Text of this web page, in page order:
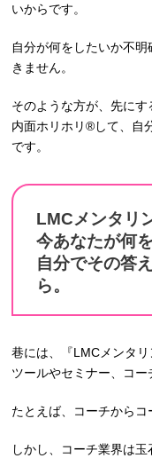
いからです。
自分が何をしたいか不
きません。
そのような方が、先にす
内面ホリホリ®︎して、自
です。
LMCメンタリ
今あなたが何
自分でその答
ら。
巷には、『LMCメンタリ
ツールやセミナー、コー
たとえば、コーチからコ
しかし、コーチ業界は玉